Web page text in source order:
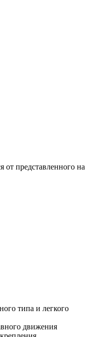
от представленного на
типа и легкого
движения